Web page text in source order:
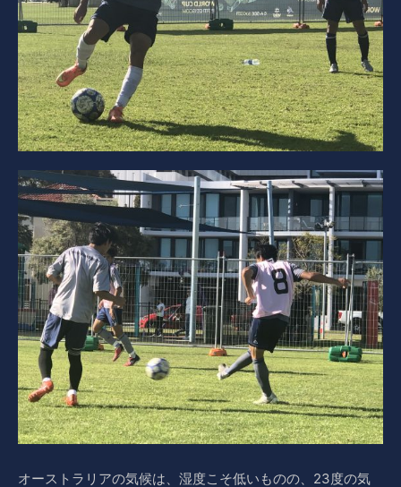
オーストラリアの気候は、湿度こそ低いものの、23度の気